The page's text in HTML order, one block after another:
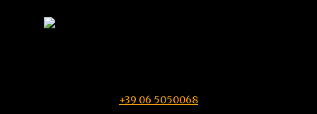
+39 06 5050068